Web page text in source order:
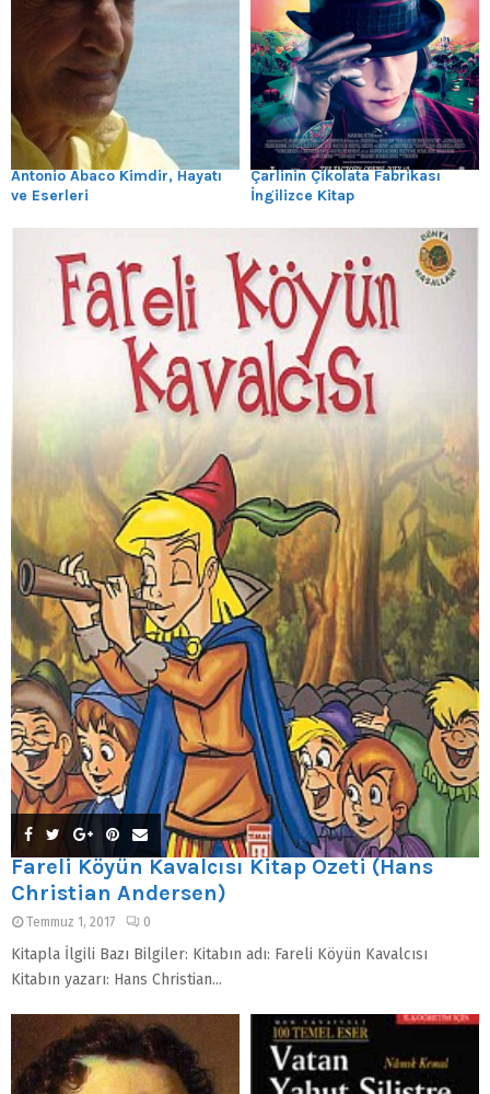
Antonio Abaco Kimdir, Hayatı
ve Eserleri
Çarlinin Çikolata Fabrikası
İngilizce Kitap
Fareli Köyün Kavalcısı Kitap Özeti (Hans
Christian Andersen)
Temmuz 1, 2017 0
Kitapla İlgili Bazı Bilgiler: Kitabın adı: Fareli Köyün Kavalcısı
Kitabın yazarı: Hans Christian...